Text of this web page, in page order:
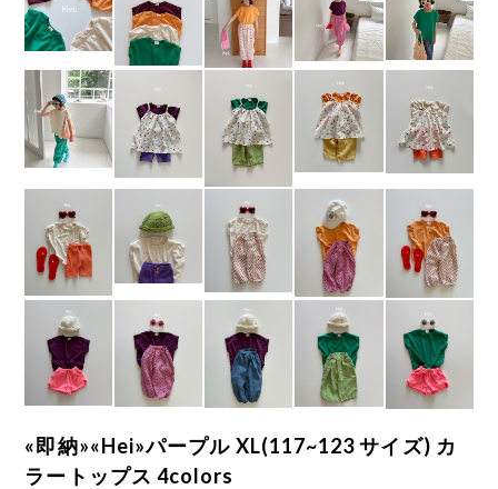
«即納»«Hei»パープル XL(117~123 サイズ) カ
ラートップス 4colors